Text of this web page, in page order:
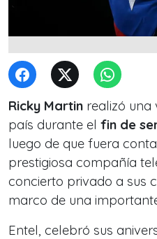
Ricky Martin realizó una
país durante el fin de
luego de que fuera
prestigiosa compañía
concierto privado a sus
marco de una
Entel, celebró sus